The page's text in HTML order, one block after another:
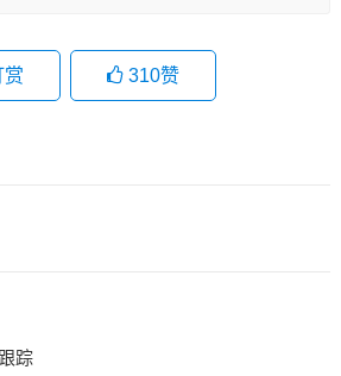
310赞
踪